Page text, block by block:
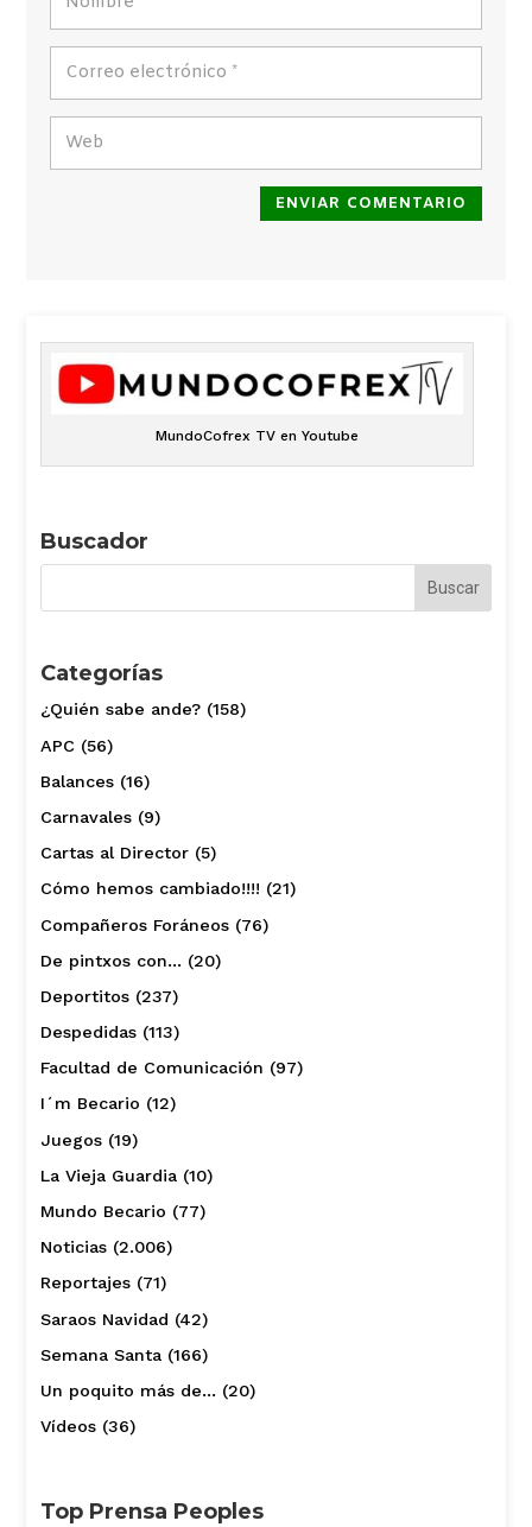
ENVIAR COMENTARIO
MundoCofrex TV en Youtube
Buscador
Categorías
¿Quién sabe ande?(158)
APC(56)
Balances(16)
Carnavales(9)
Cartas al Director(5)
Cómo hemos cambiado!!!! (21)
Compañeros Foráneos(76)
De pintxos con… (20)
Deportitos(237)
Despedidas(113)
Facultad de Comunicación (97)
I´m Becario (12)
Juegos(19)
La Vieja Guardia(10)
Mundo Becario (77)
Noticias(2.006)
Reportajes(71)
Saraos Navidad (42)
Semana Santa(166)
Un poquito más de… (20)
Vídeos(36)
Top Prensa Peoples